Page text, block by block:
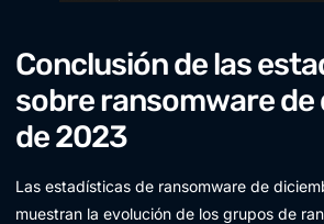
Conclusión de las
sobre ransomware de
de 2023
Las estadísticas de ransomware de
muestran la evolución de los grupos de